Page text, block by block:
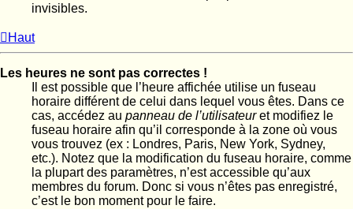
invisibles.
Haut
Les heures ne sont pas correctes !
Il est possible que l’heure affichée utilise un fuseau
horaire différent de celui dans lequel vous êtes. Dans ce
cas, accédez au panneau de l’utilisateuret modifiez le
fuseau horaire afin qu’il corresponde à la zone où vous
vous trouvez (ex : Londres, Paris, New York, Sydney,
etc.). Notez que la modification du fuseau horaire, comme
la plupart des paramètres, n’est accessible qu’aux
membres du forum. Donc si vous n’êtes pas enregistré,
c’est le bon moment pour le faire.